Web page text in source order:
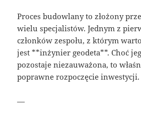
Proces budowlany to złożony
wielu specjalistów. Jednym z
członków zespołu, z którym
jest **inżynier geodeta**. Choć
pozostaje niezauważona, to
poprawne rozpoczęcie inwestycji.
—